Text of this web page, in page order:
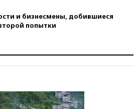
и бизнесмены, добившиеся
попытки